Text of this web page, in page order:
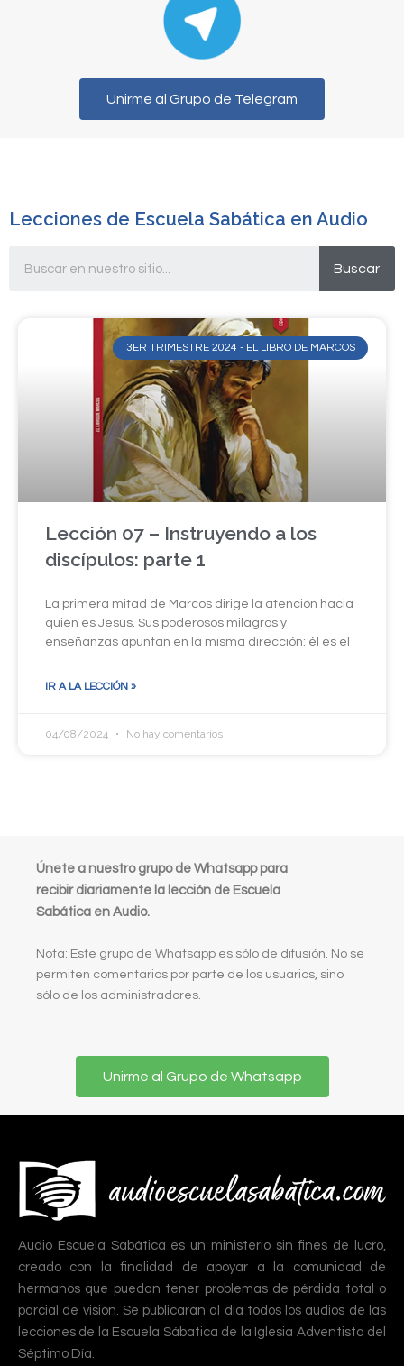
Unirme al Grupo de Telegram
Lecciones de Escuela Sabática en Audio
Buscar
3ER TRIMESTRE 2024 - EL LIBRO DE MARCOS
Lección 07 – Instruyendo a los
discípulos: parte 1
La primera mitad de Marcos dirige la atención hacia
quién es Jesús. Sus poderosos milagros y
enseñanzas apuntan en la misma dirección: él es el
IR A LA LECCIÓN »
04/08/2024 No hay comentarios
Únete a nuestro grupo de Whatsapp para
recibir diariamente la lección de Escuela
Sabática en Audio.
Nota: Este grupo de Whatsapp es sólo de difusión. No se
permiten comentarios por parte de los usuarios, sino
sólo de los administradores.
Unirme al Grupo de Whatsapp
Audio Escuela Sabática es un ministerio sin fines de lucro,
creado con la finalidad de apoyar a la comunidad de
hermanos que puedan tener problemas de pérdida total o
parcial de visión. Se publicarán al día todos los audios de las
lecciones de la Escuela Sábatica de la Iglesia Adventista del
Séptimo Día.